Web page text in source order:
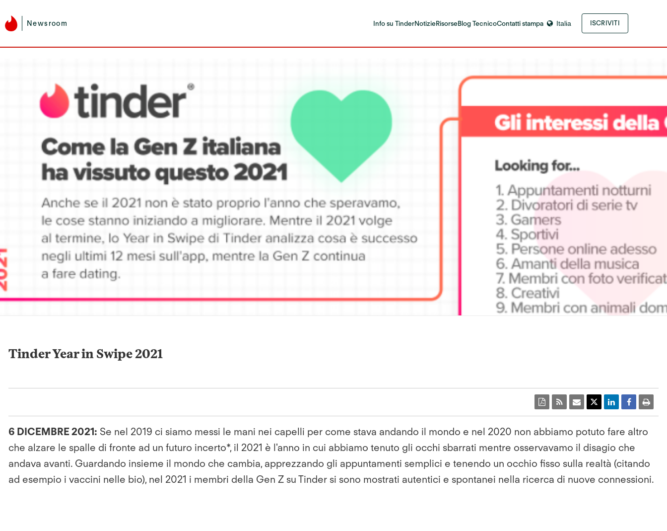
Newsroom Info su TinderNotizieRisorseBlog TecnicoContatti stampa Italia ISCRIVITI
Tinder Year in Swipe 2021
6 DICEMBRE 2021: Se nel 2019 ci siamo messi le mani nei capelli per come stava andando il mondo e nel 2020 non abbiamo potuto fare altro
che alzare le spalle di fronte ad un futuro incerto*, il 2021 è l'anno in cui abbiamo tenuto gli occhi sbarrati mentre osservavamo il disagio che
andava avanti. Guardando insieme il mondo che cambia, apprezzando gli appuntamenti semplici e tenendo un occhio fisso sulla realtà (citando
ad esempio i vaccini nelle bio), nel 2021 i membri della Gen Z su Tinder si sono mostrati autentici e spontanei nella ricerca di nuove connessioni.